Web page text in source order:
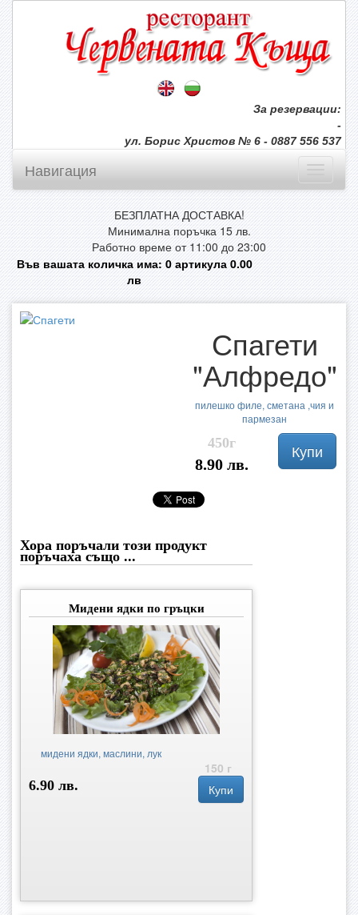
За резервации:
-
ул. Борис Христов № 6 - 0887 556 537
Навигация
БЕЗПЛАТНА ДОСТАВКА!
Минимална поръчка 15 лв.
Работно време от 11:00 до 23:00
Във вашата количка има:0артикула0.00
лв
Спагети
"Алфредо"
пилешко филе, сметана ,чия и
пармезан
450г
8.90 лв.
Купи
Хора поръчали този продукт
поръчаха също ...
Мидени ядки по гръцки
мидени ядки, маслини, лук
150 г
6.90 лв.
Купи